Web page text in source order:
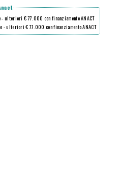
ulteriori € 77.000 con finanziamento ANACT
- ulteriori € 77.000 con finanziamento ANACT